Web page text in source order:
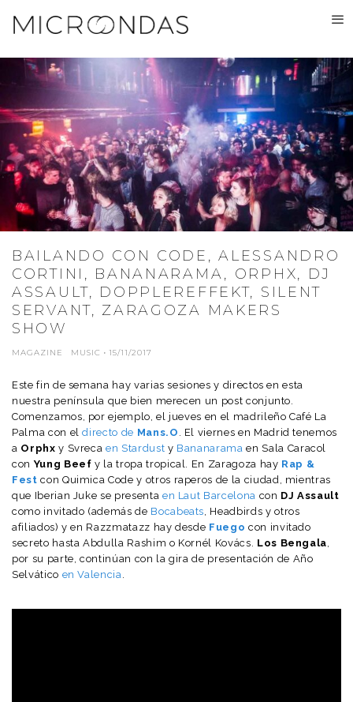
BAILANDO CON CODE, ALESSANDRO
CORTINI, BANANARAMA, ORPHX, DJ
ASSAULT, DOPPLEREFFEKT, SILENT
SERVANT, ZARAGOZA MAKERS
SHOW
MAGAZINE MUSIC · 15/11/2017
Este fin de semana hay varias sesiones y directos en esta
nuestra península que bien merecen un post conjunto.
Comenzamos, por ejemplo, el jueves en el madrileño Café La
Palma con eldirecto de Mans.O
. El viernes en Madrid tenemos
a Orphx y Svrecaen Stardust y Bananarama en Sala Caracol
conYung Beef y la tropa tropical. En Zaragoza hay Rap &
Fest con Quimica Code y otros raperos de la ciudad, mientras
que Iberian Juke se presenta en Laut Barcelona con DJ Assault
como invitado (además de Bocabeats , Headbirds y otros
afiliados) y en Razzmatazz hay desde Fuego con invitado
secreto hasta Abdulla Rashim o Kornél Kovács. Los Bengala
por su parte, continúan con la gira de presentación de Año
Selvático en Valencia